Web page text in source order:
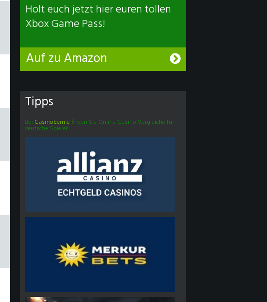
Holt euch jetzt hier euren tollen
Xbox Game Pass!
Auf zu Amazon
Tipps
Bei Casinobernie finden Sie Online Casino Vergleiche für
deutsche Spieler.